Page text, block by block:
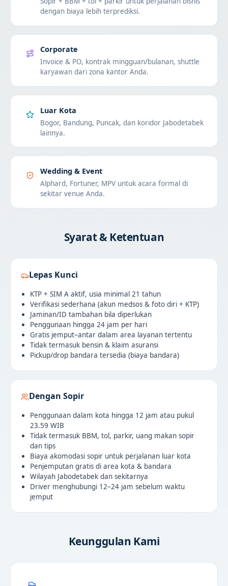
dengan biaya lebih terprediksi.
Corporate
Invoice & PO, kontrak mingguan/bulanan, shuttle
karyawan dari zona kantor Anda.
Luar Kota
Bogor, Bandung, Puncak, dan koridor Jabodetabek
lainnya.
Wedding & Event
Alphard, Fortuner, MPV untuk acara formal di
sekitar venue Anda.
Syarat & Ketentuan
Lepas Kunci
KTP + SIM A aktif, usia minimal 21 tahun
Verifikasi sederhana (akun medsos & foto diri + KTP)
Jaminan/ID tambahan bila diperlukan
Penggunaan hingga 24 jam per hari
Gratis jemput–antar dalam area layanan tertentu
Tidak termasuk bensin & klaim asuransi
Pickup/drop bandara tersedia (biaya bandara)
Dengan Sopir
Penggunaan dalam kota hingga 12 jam atau pukul
23.59 WIB
Tidak termasuk BBM, tol, parkir, uang makan sopir
dan tips
Biaya akomodasi sopir untuk perjalanan luar kota
Penjemputan gratis di area kota & bandara
Wilayah Jabodetabek dan sekitarnya
Driver menghubungi 12–24 jam sebelum waktu
jemput
Keunggulan Kami